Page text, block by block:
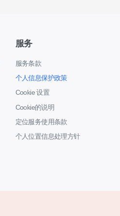
服务
服务条款
个人信息保护政策
Cookie 设置
Cookie的说明
定位服务使用条款
个人位置信息处理方针